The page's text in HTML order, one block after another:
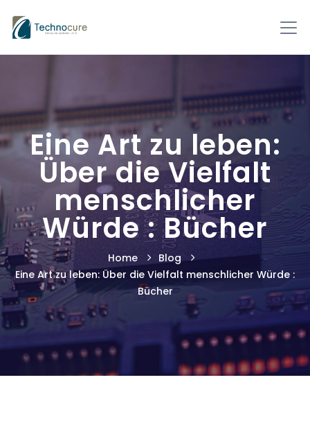
Eine Art zu leben:
Über die Vielfalt
menschlicher
Würde : Bücher
Home
Blog
Eine Art zu leben: Über die Vielfalt menschlicher Würde :
Bücher